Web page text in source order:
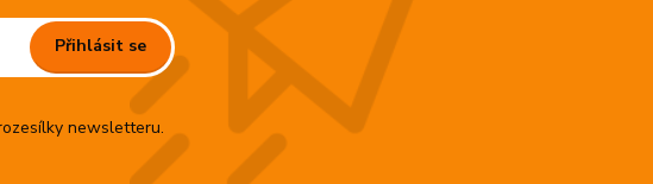
Přihlásit se
newsletteru.